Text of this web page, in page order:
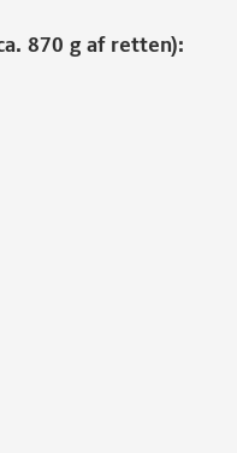
870 g af retten):